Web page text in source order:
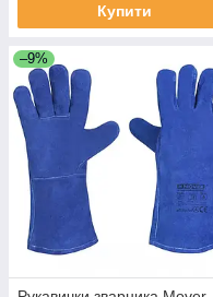
Купити
–9%